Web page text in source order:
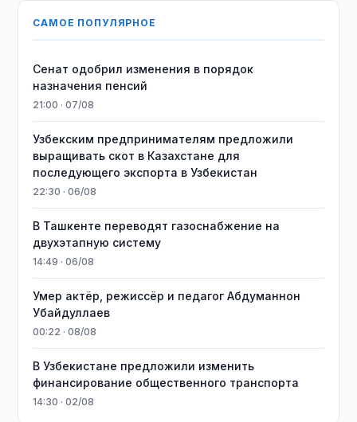
САМОЕ ПОПУЛЯРНОЕ
Сенат одобрил изменения в порядок
назначения пенсий
21:00 · 07/08
Узбекским предпринимателям предложили
выращивать скот в Казахстане для
последующего экспорта в Узбекистан
22:30 · 06/08
В Ташкенте переводят газоснабжение на
двухэтапную систему
14:49 · 06/08
Умер актёр, режиссёр и педагог Абдуманнон
Убайдуллаев
00:22 · 08/08
В Узбекистане предложили изменить
финансирование общественного транспорта
14:30 · 02/08